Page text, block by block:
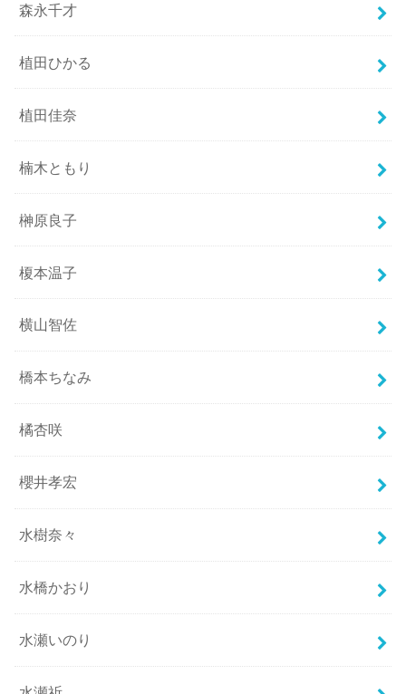
森永千才
植田ひかる
植田佳奈
楠木ともり
榊原良子
榎本温子
横山智佐
橋本ちなみ
橘杏咲
櫻井孝宏
水樹奈々
水橋かおり
水瀬いのり